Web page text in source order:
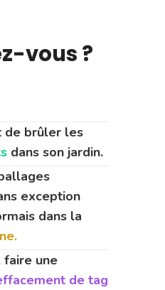
vous ?
de brûler les
dans son jardin.
exception
dans la
faire une
de tag